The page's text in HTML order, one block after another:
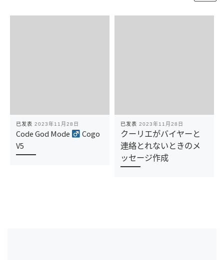
已发表 2023年11月28日
Code God Mode ‍
Cogo
V5
已发表 2023年11月28日
クーリエがバイヤーと
連絡とれないときのメ
ッセージ作成